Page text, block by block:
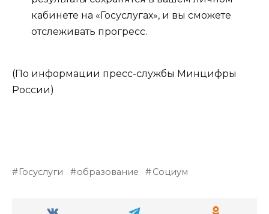
кабинете на «Госуслугах», и вы сможете
отслеживать прогресс.
(По информации пресс-службы Минцифры
России)
Госуслуги образование Социум